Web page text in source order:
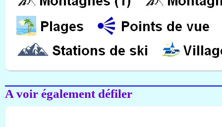
A voir également défiler